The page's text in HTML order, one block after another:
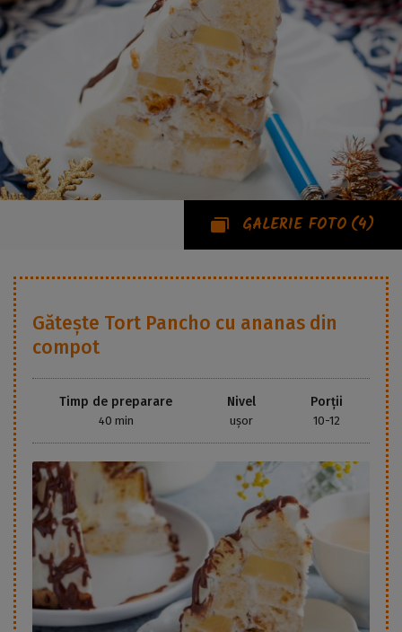
GALERIE FOTO (4)
Gătește Tort Pancho cu ananas din
compot
Timp de preparare
40 min
Nivel
ușor
Porții
10-12